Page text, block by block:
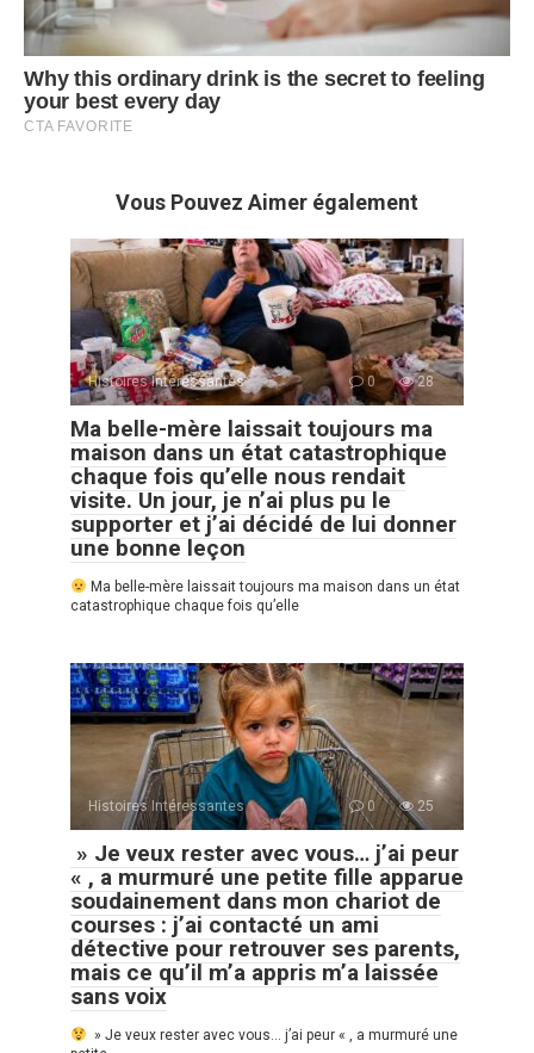
Vous Pouvez Aimer également
Histoires Intéressantes 0 28
Ma belle-mère laissait toujours ma
maison dans un état catastrophique
chaque fois qu’elle nous rendait
visite. Un jour, je n’ai plus pu le
supporter et j’ai décidé de lui donner
une bonne leçon
Ma belle-mère laissait toujours ma maison dans un état
catastrophique chaque fois qu’elle
Histoires Intéressantes 0 25
» Je veux rester avec vous… j’ai peur
« , a murmuré une petite fille apparue
soudainement dans mon chariot de
courses : j’ai contacté un ami
détective pour retrouver ses parents,
mais ce qu’il m’a appris m’a laissée
sans voix
» Je veux rester avec vous… j’ai peur « , a murmuré une